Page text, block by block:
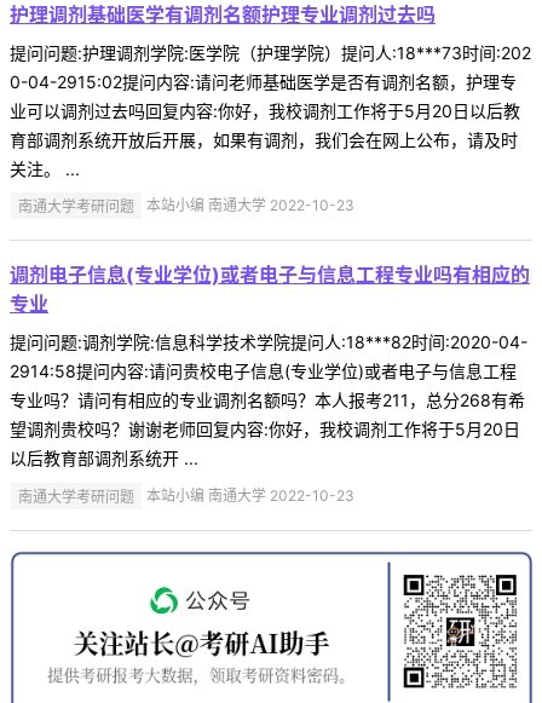
护理调剂基础医学有调剂名额护理专业调剂过去吗
提问问题:护理调剂学院:医学院（护理学院）提问人:18***73时间:202
0-04-2915:02提问内容:请问老师基础医学是否有调剂名额，护理专
业可以调剂过去吗回复内容:你好，我校调剂工作将于5月20日以后教
育部调剂系统开放后开展，如果有调剂，我们会在网上公布，请及时
关注。 ...
南通大学考研问题 本站小编 南通大学 2022-10-23
调剂电子信息(专业学位)或者电子与信息工程专业吗有相应的
专业
提问问题:调剂学院:信息科学技术学院提问人:18***82时间:2020-04-
2914:58提问内容:请问贵校电子信息(专业学位)或者电子与信息工程
专业吗？请问有相应的专业调剂名额吗？本人报考211，总分268有希
望调剂贵校吗？谢谢老师回复内容:你好，我校调剂工作将于5月20日
以后教育部调剂系统开 ...
南通大学考研问题 本站小编 南通大学 2022-10-23